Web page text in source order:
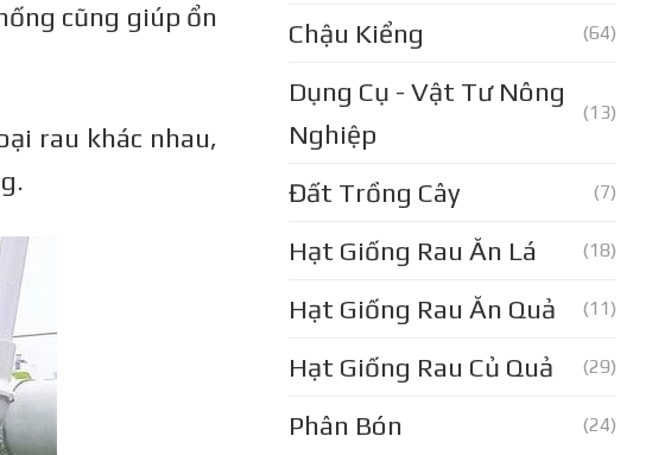
cũng giúp ổn
rau khác nhau,
Chậu Kiểng (64)
Dụng Cụ - Vật Tư Nông
Nghiệp
(13)
Đất Trồng Cây (7)
Hạt Giống Rau Ăn Lá (18)
Hạt Giống Rau Ăn Quả (11)
Hạt Giống Rau Củ Quả (29)
Phân Bón (24)